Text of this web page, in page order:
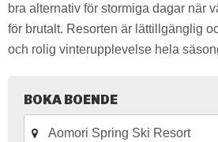
bra alternativ för stormiga dagar när
för brutalt. Resorten är lättillgänglig
och rolig vinterupplevelse hela
BOKA BOENDE